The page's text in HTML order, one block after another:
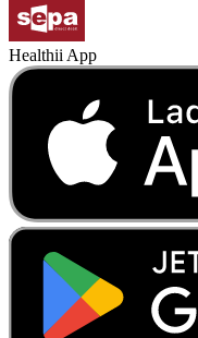
Healthii App